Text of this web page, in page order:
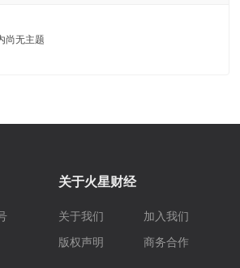
尚无主题
关于火星财经
关于我们 加入我们
版权声明 商务合作